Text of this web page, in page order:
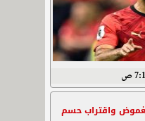
واقتراب حسم